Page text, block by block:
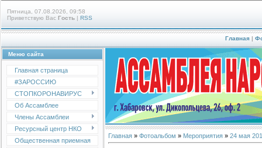
Пятница, 07.08.2026, 09:58
Приветствую Вас Гость | RSS
Главная |
Меню сайта
Главная страница
#ЗАРОССИЮ
СТОПКОРОНАВИРУС
Об Ассамблее
Члены Ассамблеи
Ресурсный центр НКО
Общественная приемная
Главная » Фотоальбом » Мероприятия » 24 мая